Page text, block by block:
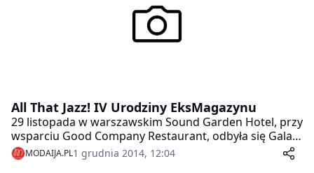
All That Jazz! IV Urodziny EksMagazynu
29 listopada w warszawskim Sound Garden Hotel, przy
wsparciu Good Company Restaurant, odbyła się Gala
All That Jazz – najseksowniejsze Andrzejki w Polsce!
Imprezę uświetniła charytatywna Aukcja Kawalerów i
MODAIJA.PL1 grudnia 2014, 12:04